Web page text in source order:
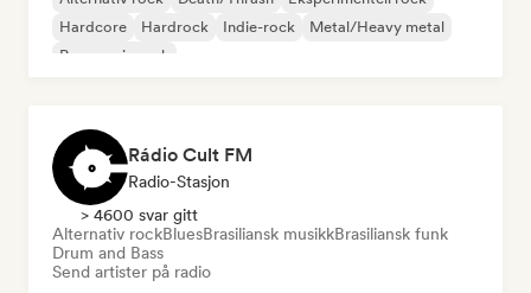
Hardcore
Hardrock Indie-rock
Metal/Heavy metal
Progressiv rock
Rádio Cult FM
Radio-Stasjon
> 4600 svar gitt
Alternativ rockBluesBrasiliansk musikkBrasiliansk funk
Drum and Bass
Send artister på radio